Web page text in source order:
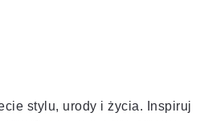
stylu, urody i życia. Inspiruj